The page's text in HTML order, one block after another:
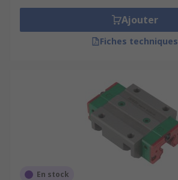
Ajouter
Fiches techniques
En stock